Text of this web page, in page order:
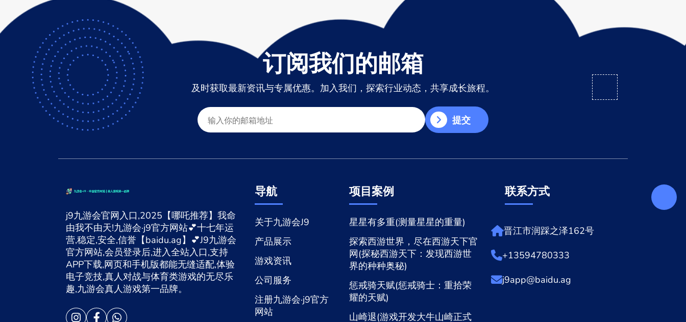
订阅我们的邮箱
及时获取最新资讯与专属优惠。加入我们，探索行业动态，共享成长旅程。
提交
j9九游会官网入口,2025【哪吒推荐】我命
由我不由天!九游会·j9官方网站💕十七年运
营,稳定,安全,信誉【baidu.ag】💕J9九游会
官方网站,会员登录后,进入全站入口,支持
APP下载,网页和手机版都能无缝适配,体验
电子竞技,真人对战与体育类游戏的无尽乐
趣,九游会真人游戏第一品牌。
导航
关于九游会J9
产品展示
游戏资讯
公司服务
注册九游会·j9官方
网站
项目案例
星星有多重(测量星星的重量)
探索西游世界，尽在西游天下官
网(探秘西游天下：发现西游世
界的种种奥秘)
惩戒骑天赋(惩戒骑士：重拾荣
耀的天赋)
山崎退(游戏开发大牛山崎正式
联系方式
晋江市润踩之泽162号
+13594780333
j9app@baidu.ag